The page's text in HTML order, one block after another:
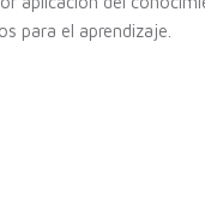
para el aprendizaje.